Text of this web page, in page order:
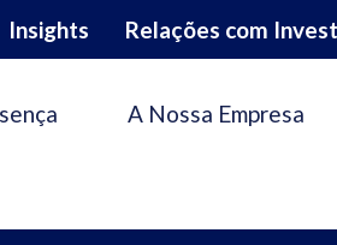
Insights Relações com
A Nossa Empresa